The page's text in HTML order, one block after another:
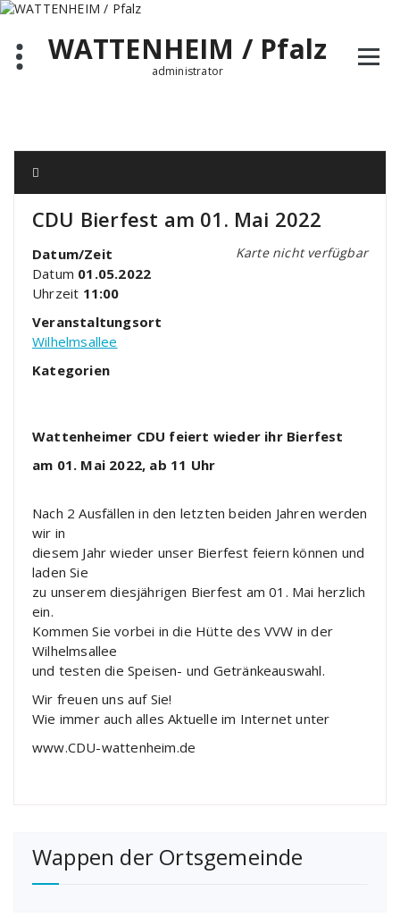
Zum
springenWATTENHEIM / Pfalz
administrator
CDU Bierfest am 01. Mai 2022
Karte nicht verfügbar
Datum/Zeit
Datum 01.05.2022
Uhrzeit 11:00
Veranstaltungsort
Wilhelmsallee
Kategorien
Wattenheimer CDU feiert wieder ihr Bierfest
am 01. Mai 2022, ab 11 Uhr
Nach 2 Ausfällen in den letzten beiden Jahren werden
wir in
diesem Jahr wieder unser Bierfest feiern können und
laden Sie
zu unserem diesjährigen Bierfest am 01. Mai herzlich
ein.
Kommen Sie vorbei in die Hütte des VVW in der
Wilhelmsallee
und testen die Speisen- und Getränkeauswahl.
Wir freuen uns auf Sie!
Wie immer auch alles Aktuelle im Internet unter
www.CDU-wattenheim.de
Wappen der Ortsgemeinde